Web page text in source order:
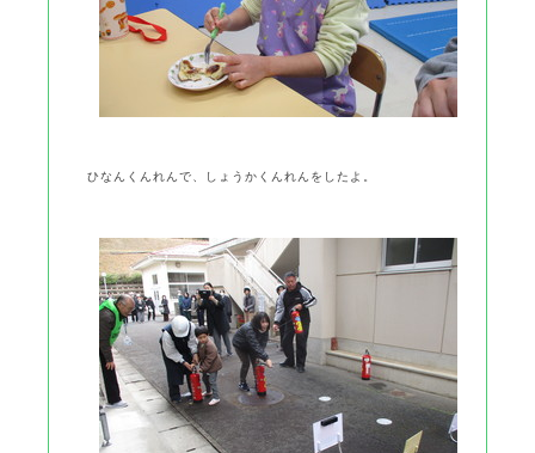
ひなんくんれんで、しょうかくんれんをしたよ。